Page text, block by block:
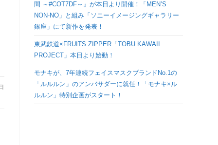
ト
間 ～#COT7DF～』が本日より開催！「MEN’S
NON-NO」と組み「ソニーイメージングギャラリー
銀座」にて新作を発表！
東武鉄道×FRUITS ZIPPER「TOBU KAWAII
PROJECT」本日より始動！
モナキが、7年連続フェイスマスクブランドNo.1の
「ルルルン」のアンバサダーに就任！「モナキ×ル
ルルン」特別企画がスタート！